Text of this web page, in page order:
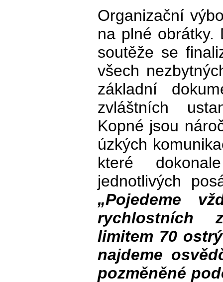
Organizační
na plné obrátky.
soutěže se
všech
základní
zvláštních
Kopné jsou
úzkých
které
jednotlivých
„Pojedeme
rychlostních
limitem 70
najdeme
pozměněné